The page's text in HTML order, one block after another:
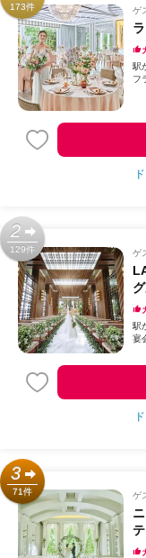
173件 ゲ
駅
フ
2
129件 ゲ
駅
宴
3
71件 ゲ